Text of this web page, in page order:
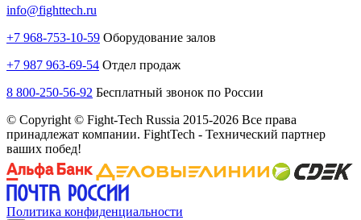
info@fighttech.ru
+7 968-753-10-59 Оборудование залов
+7 987 963-69-54 Отдел продаж
8 800-250-56-92 Бесплатный звонок по России
© Copyright © Fight-Tech Russia 2015-2026 Все права
принадлежат компании. FightTech - Технический партнер
ваших побед!
Политика конфиденциальности